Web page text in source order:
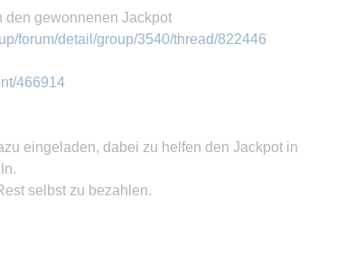
den gewonnenen Jackpot
forum/detail/group/3540/thread/822446
466914
eingeladen, dabei zu helfen den Jackpot in
selbst zu bezahlen.